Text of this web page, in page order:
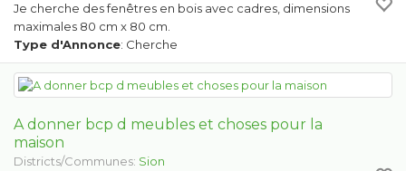
Je cherche des fenêtres en bois avec cadres, dimensions
maximales 80 cm x 80 cm.
Type d'Annonce: Cherche
A donner bcp d meubles et choses pour la
maison
Districts/Communes: Sion